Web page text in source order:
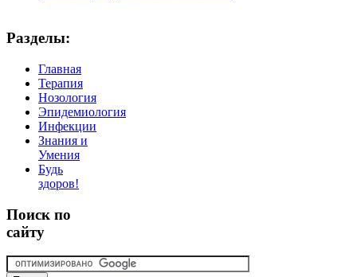
Разделы:
Главная
Терапия
Нозология
Эпидемиология
Инфекции
Знания и
Умения
Будь
здоров!
Поиск по
сайту